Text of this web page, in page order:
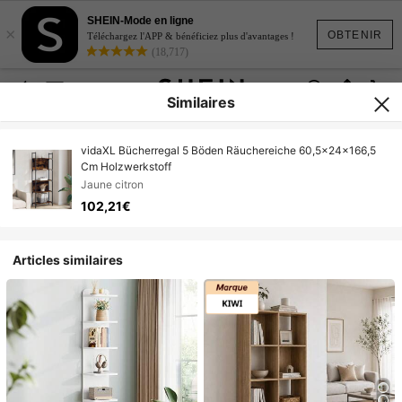
OBTENIR
×
SHEIN-Mode en ligne
Téléchargez l'APP & bénéficiez plus d'avantages !
(18,717)
Similaires
vidaXL Bücherregal 5 Böden Räuchereiche 60,5x24x166,5
Cm Holzwerkstoff
Jaune citron
102,21€
Articles similaires